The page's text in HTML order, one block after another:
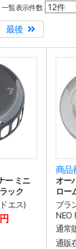
一覧表示件数
最後
ー ミニ
ック
エス)
商品
オー
ロー
ブラ
NEO
通常
通販